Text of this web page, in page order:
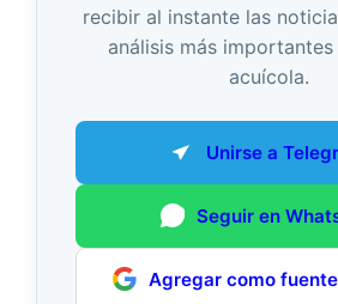
recibir al instante las
análisis más
acuícola.
Unirse a
Seguir en
Agregar como